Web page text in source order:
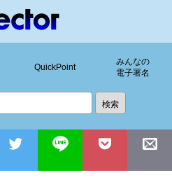
QuickPoint
みんなの
電子署名